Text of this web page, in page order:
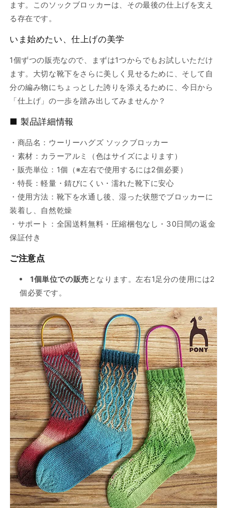
ます。このソックブロッカーは、その最後の仕上げを支え
る存在です。
いま始めたい、仕上げの美学
1個ずつの販売なので、まずは1つからでもお試しいただけ
ます。大切な靴下をさらに美しく見せるために、そして自
分の編み物にちょっとした誇りを添えるために、今日から
「仕上げ」の一歩を踏み出してみませんか？
■ 製品詳細情報
・商品名：ウーリーハグズ ソックブロッカー
・素材：カラーアルミ（色はサイズによります）
・販売単位：1個（※左右で使用するには2個必要）
・特長：軽量・錆びにくい・濡れた靴下に安心
・使用方法：靴下を水通し後、湿った状態でブロッカーに
装着し、自然乾燥
・サポート：全国送料無料・圧縮梱包なし・30日間の返金
保証付き
ご注意点
1個単位での販売となります。左右1足分の使用には2
個必要です。